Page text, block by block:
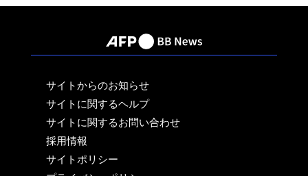
サイトからのお知らせ
サイトに関するヘルプ
サイトに関するお問い合わせ
採用情報
サイトポリシー